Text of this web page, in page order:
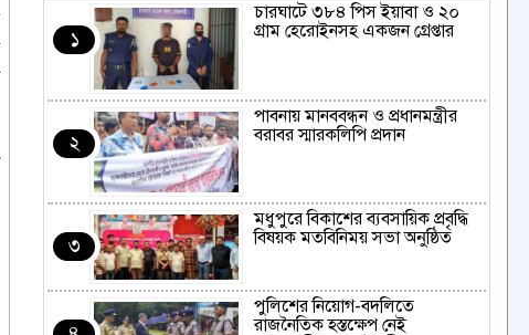
১
চারঘাটে ৩৮৪ পিস ইয়াবা ও ২০
গ্রাম হেরোইনসহ একজন গ্রেপ্তার
২
পাবনায় মানববন্ধন ও প্রধানমন্ত্রীর
বরাবর স্মারকলিপি প্রদান
৩
মধুপুরে বিকাশের ব্যবসায়িক প্রবৃদ্ধি
বিষয়ক মতবিনিময় সভা অনুষ্ঠিত
পুলিশের নিয়োগ-বদলিতে
রাজনৈতিক হস্তক্ষেপ নেই